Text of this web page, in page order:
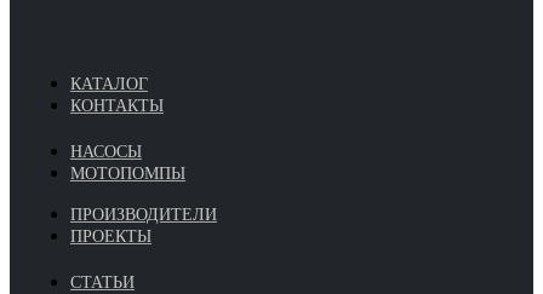
КАТАЛОГ
КОНТАКТЫ
НАСОСЫ
МОТОПОМПЫ
ПРОИЗВОДИТЕЛИ
ПРОЕКТЫ
СТАТЬИ